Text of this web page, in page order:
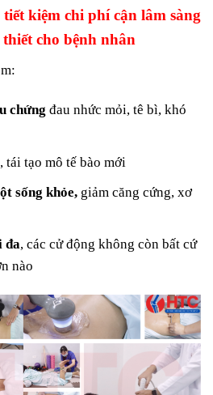
kiệm chi phí cận lâm sàng
cho bệnh nhân
chứng đau nhức mỏi, tê bì, khó
tạo mô tế bào mới
sống khỏe, giảm căng cứng, xơ
đa, các cử động không còn bất cứ
nào